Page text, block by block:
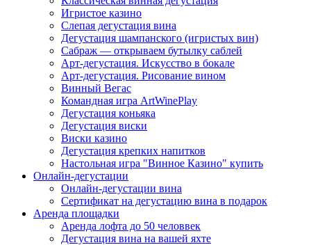
Игристое казино
Слепая дегустация вина
Дегустация шампанского (игристых вин)
Сабраж — открываем бутылку саблей
Арт-дегустация. Искусство в бокале
Арт-дегустация. Рисование вином
Винный Вегас
Командная игра ArtWinePlay
Дегустация коньяка
Дегустация виски
Виски казино
Дегустация крепких напитков
Настольная игра "Винное Казино" купить
Онлайн-дегустации
Онлайн-дегустации вина
Сертификат на дегустацию вина в подарок
Аренда площадки
Аренда лофта до 50 человвек
Дегустация вина на вашей яхте